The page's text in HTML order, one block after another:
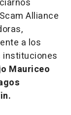
Alliance
a los
instituciones
Mauriceo